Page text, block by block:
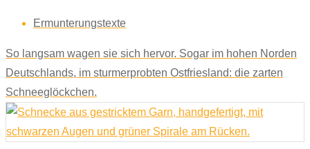
Ermunterungstexte
So langsam wagen sie sich hervor. Sogar im hohen Norden
Deutschlands, im sturmerprobten Ostfriesland: die zarten
Schneeglöckchen.